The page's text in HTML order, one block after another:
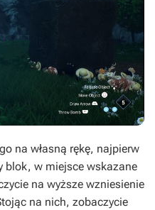
na własną rękę, najpierw
blok, w miejsce wskazane
na wyższe wzniesienie
na nich, zobaczycie